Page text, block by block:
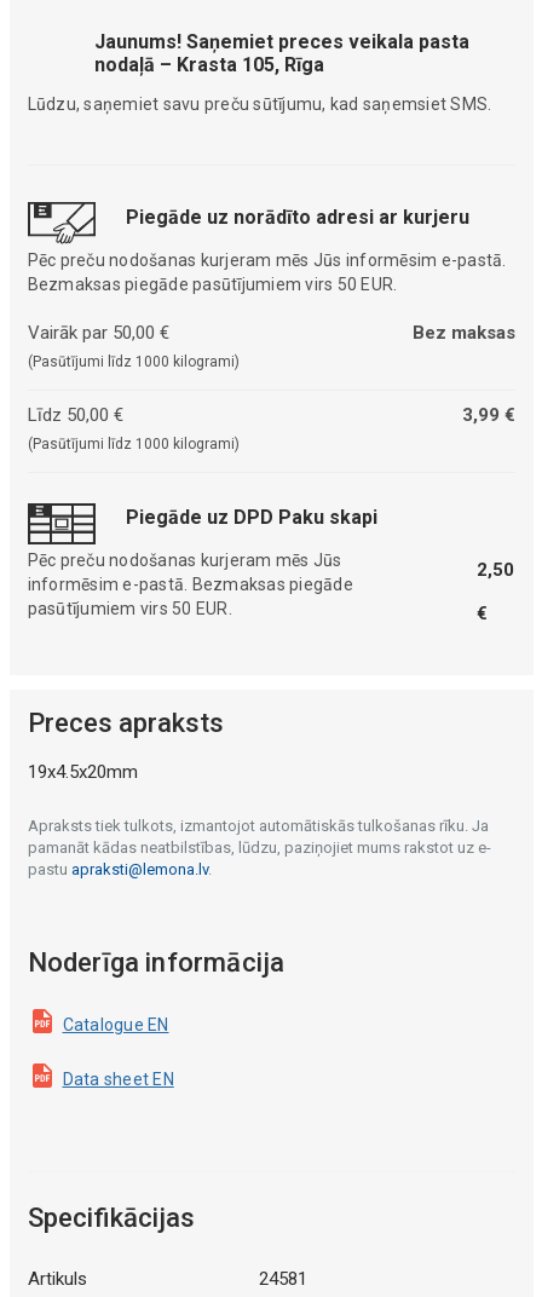
Jaunums! Saņemiet preces veikala pasta
nodaļā – Krasta 105, Rīga
Lūdzu, saņemiet savu preču sūtījumu, kad saņemsiet SMS.
Piegāde uz norādīto adresi ar kurjeru
Pēc preču nodošanas kurjeram mēs Jūs informēsim e-pastā.
Bezmaksas piegāde pasūtījumiem virs 50 EUR.
Vairāk par 50,00 €
(Pasūtījumi līdz 1000 kilogrami)
Bez maksas
Līdz 50,00 €
(Pasūtījumi līdz 1000 kilogrami)
3,99 €
Piegāde uz DPD Paku skapi
Pēc preču nodošanas kurjeram mēs Jūs
informēsim e-pastā. Bezmaksas piegāde
pasūtījumiem virs 50 EUR.
2,50
€
Preces apraksts
19x4.5x20mm
Apraksts tiek tulkots, izmantojot automātiskās tulkošanas rīku. Ja
pamanāt kādas neatbilstības, lūdzu, paziņojiet mums rakstot uz e-
pastu apraksti@lemona.lv.
Noderīga informācija
Catalogue EN
Data sheet EN
Specifikācijas
Artikuls 24581